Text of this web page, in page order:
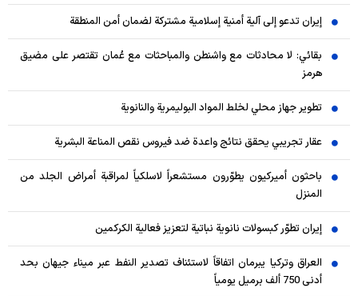
إيران تدعو إلى آلية أمنية إسلامية مشتركة لضمان أمن المنطقة
بقائي: لا محادثات مع واشنطن والمباحثات مع عُمان تقتصر على مضيق
هرمز
تطوير جهاز محلي لخلط المواد البوليمرية والنانوية
عقار تجريبي يحقق نتائج واعدة ضد فيروس نقص المناعة البشرية
باحثون أميركيون يطوّرون مستشعراً لاسلكياً لمراقبة أمراض الجلد من
المنزل
إيران تطوّر كبسولات نانوية نباتية لتعزيز فعالية الكركمين
العراق وتركيا يبرمان اتفاقاً لاستئناف تصدير النفط عبر ميناء جيهان بحد
أدنى 750 ألف برميل يومياً